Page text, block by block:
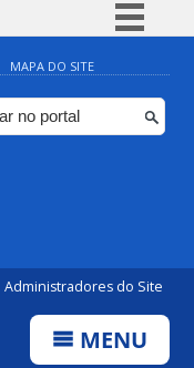
Simplifique!
Comunica BR
Participe
MAPA DO SITE
Administradores do Site
MENU